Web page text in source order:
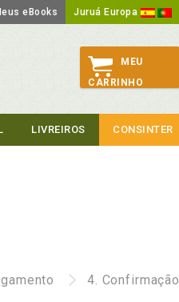
eBooks Juruá Europa
MEU
CARRINHO
LIVREIROS CONSINTER
4. Confirmação